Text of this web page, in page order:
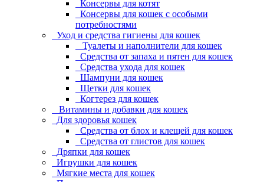
Консервы для котят
Консервы для кошек с особыми
потребностями
Уход и средства гигиены для кошек
Туалеты и наполнители для кошек
Средства от запаха и пятен для кошек
Средства ухода для кошек
Шампуни для кошек
Щетки для кошек
Когтерез для кошек
Витамины и добавки для кошек
Для здоровья кошек
Средства от блох и клещей для кошек
Средства от глистов для кошек
Дряпки для кошек
Игрушки для кошек
Мягкие места для кошек